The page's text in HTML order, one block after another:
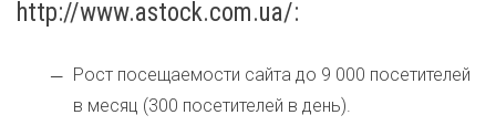
http://www.astock.com.ua/:
Рост посещаемости сайта до 9 000 посетителей
в месяц (300 посетителей в день).